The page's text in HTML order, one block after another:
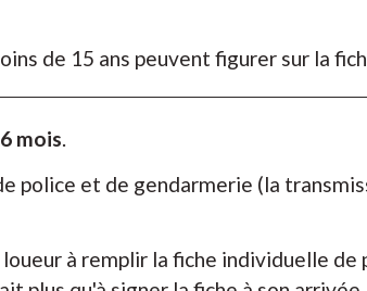
de 15 ans peuvent figurer sur la
6 mois.
police et de gendarmerie (la
à remplir la fiche individuelle